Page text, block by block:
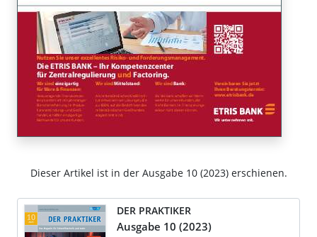
Dieser Artikel ist in der Ausgabe 10 (2023) erschienen.
DER PRAKTIKER
Ausgabe 10 (2023)